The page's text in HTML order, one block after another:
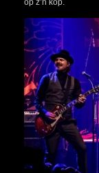
op z’n kop.